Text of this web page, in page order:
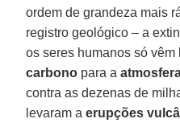
ordem de grandeza mais
registro geológico – a
os seres humanos só
carbono para a
contra as dezenas de
levaram aerupções